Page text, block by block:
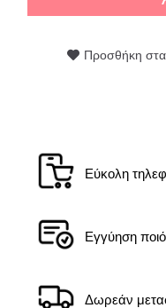
Προσθήκη
Εύκολη
Εγγύηση
Δωρεάν